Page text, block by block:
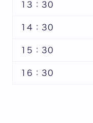
13：30
14：30
15：30
16：30